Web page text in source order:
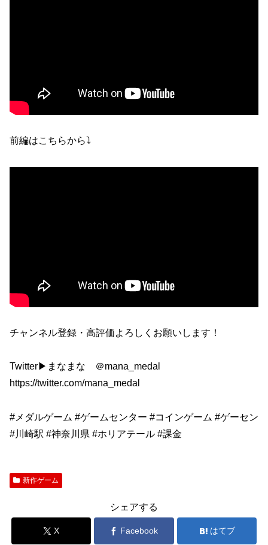
前編はこちらから⤵︎
チャンネル登録・高評価よろしくお願いします！
Twitter▶︎まなまな ＠mana_medal
https://twitter.com/mana_medal
#メダルゲーム #ゲームセンター #コインゲーム #ゲーセン
#川崎駅 #神奈川県 #ホリアテール #課金
新作ゲーム
シェアする
X Facebook はてブ